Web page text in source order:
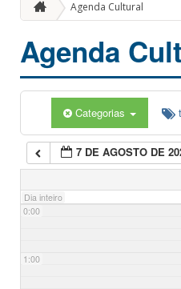
Agenda Cultural
Agenda
Categorias
7 DE AGOSTO DE
Dia inteiro
0:00
1:00